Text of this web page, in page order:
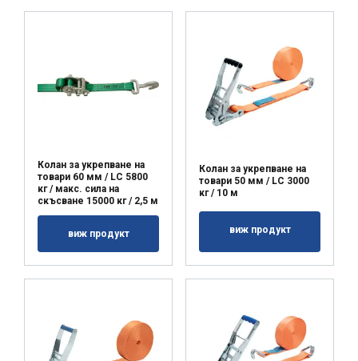
Колан за укрепване на
товари 60 мм / LC 5800
кг / макс. сила на
скъсване 15000 кг / 2,5 м
виж продукт
Колан за укрепване на
товари 50 мм / LC 3000
кг / 10 м
виж продукт
Този уебсайт използва
бисквитки
персонализираме съдържанието,
рекламите и да анализираме нашия
трафик. Също така споделяме